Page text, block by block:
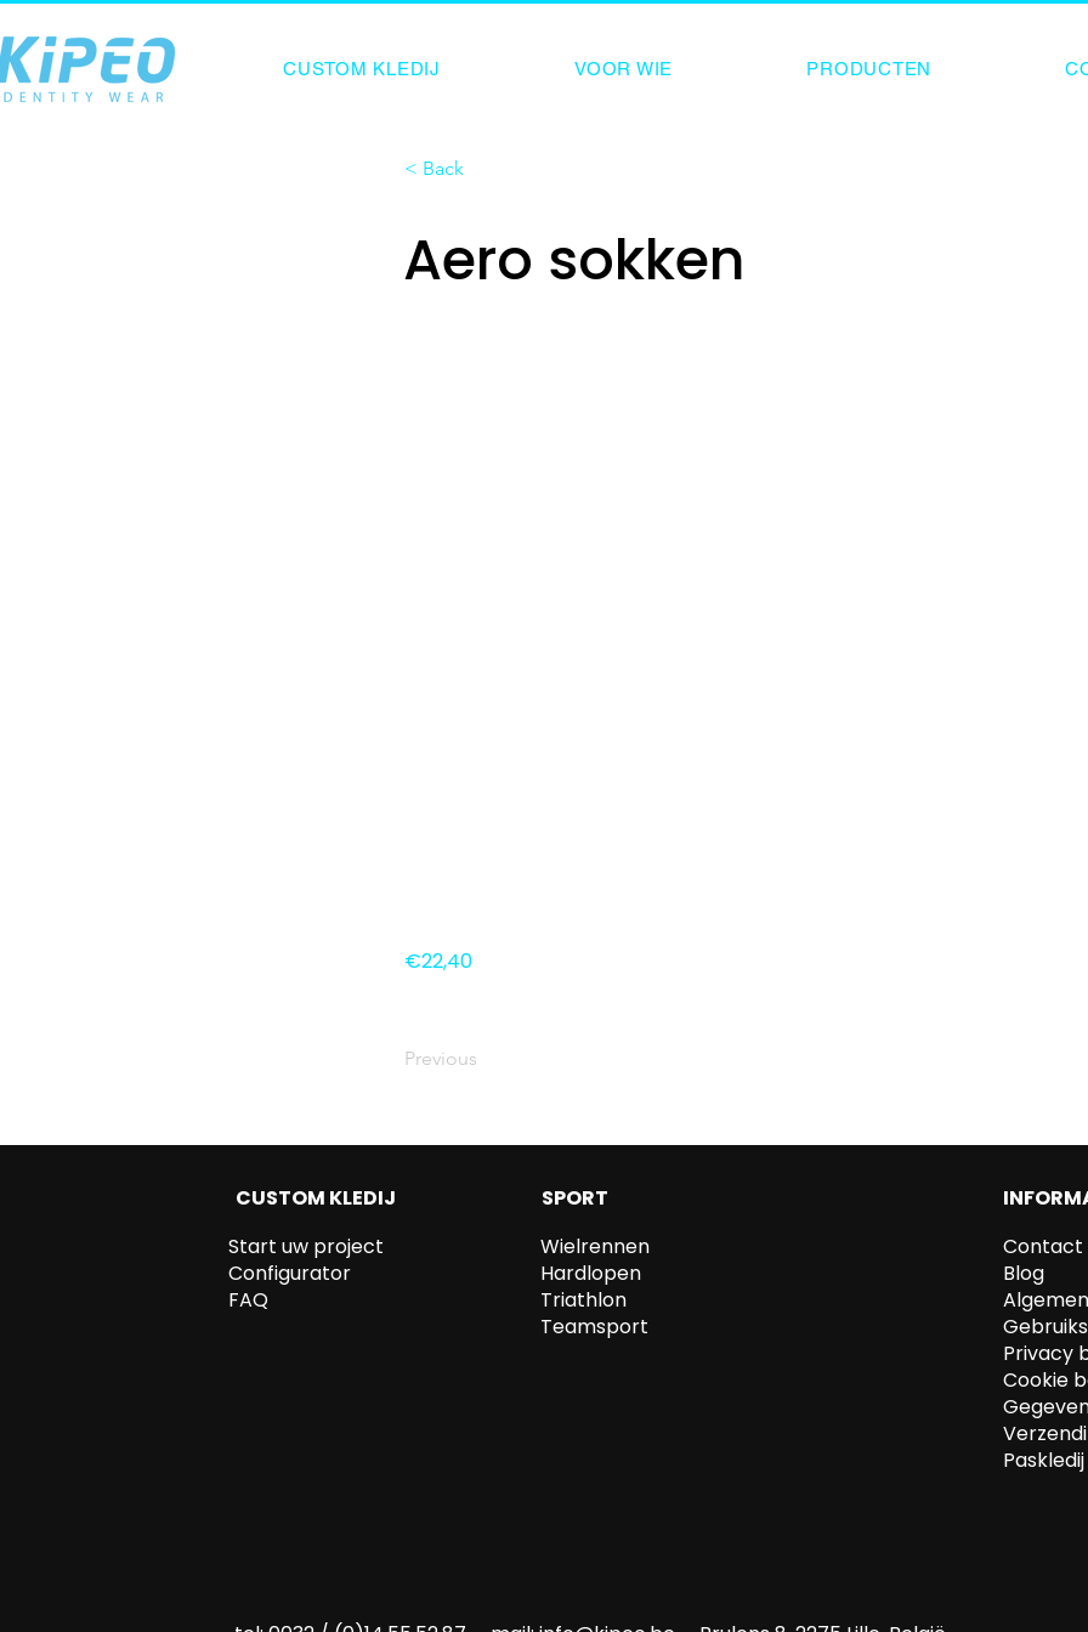
CUSTOM KLEDIJ VOOR WIE PRODUCTEN
< Back
Aero sokken
€22,40
Previous
CUSTOM KLEDIJ SPORT
Start uw project
Configurator
FAQ
Wielrennen
Hardlopen
Triathlon
Teamsport
Contact
Blog
Privacy
Cookie
Paskledij